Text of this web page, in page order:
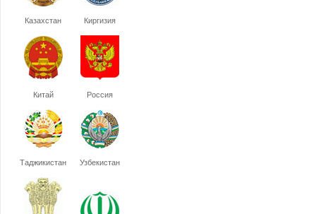
Казахстан Киргизия
Китай Россия
Таджикистан Узбекистан